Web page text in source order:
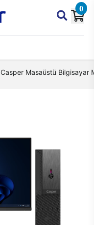
0
Casper Masaüstü Bilgisayar